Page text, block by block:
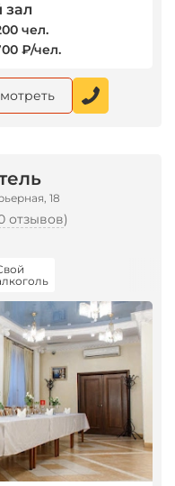
зал
чел.
₽/чел.
18
отзывов)